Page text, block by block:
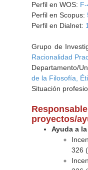
Perfil en WOS:
Perfil en Scopus:
Perfil en Dialnet:
Grupo de
Racionalidad
Departamento/
de la Filosofía,
Situación
proyectos/
Ayuda a
326 (